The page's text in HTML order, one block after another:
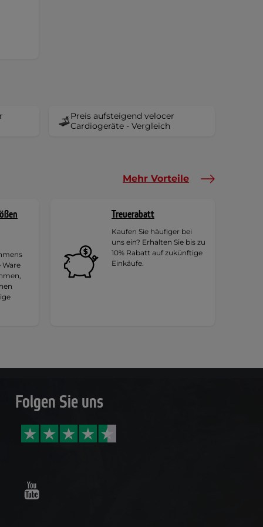
Preis aufsteigend velocer
Cardiogeräte - Vergleich
Mehr Vorteile
Treuerabatt
Kaufen Sie häufiger bei
uns ein? Erhalten Sie bis zu
10% Rabatt auf zukünftige
Einkäufe.
Folgen Sie uns
Youtube